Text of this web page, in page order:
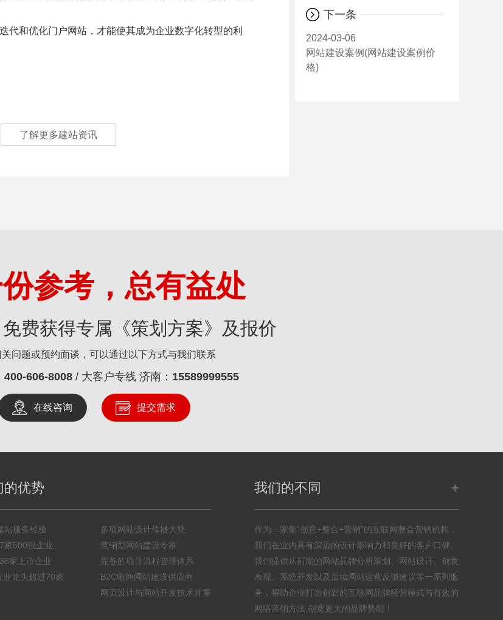
代和优化门户网站，才能使其成为企业数字化转型的利
了解更多建站资讯
下一条
2024-03-06
网站建设案例(网站建设案例价
格)
参考，总有益处
费获得专属《策划方案》及报价
关问题或预约面谈，可以通过以下方式与我们联系
400-606-8008 / 大客户专线 济南： 15589999555
在线咨询 提交需求
的优势
站服务经验
家500强企业
家上市企业
业龙头超过70家
多项网站设计传播大奖
营销型网站建设专家
完备的项目流程管理体系
B2C电商网站建设供应商
网页设计与网站开发技术并重
我们的不同 +
作为一家集“创意+整合+营销”的互联网整合营销机构，
我们在业内具有深远的设计影响力和良好的客户口碑。
我们提供从前期的网站品牌分析策划、网站设计、创意
表现、系统开发以及后续网站运营反馈建议等一系列服
务，帮助企业打造创新的互联网品牌经营模式与有效的
网络营销方法,创造更大的品牌势能！